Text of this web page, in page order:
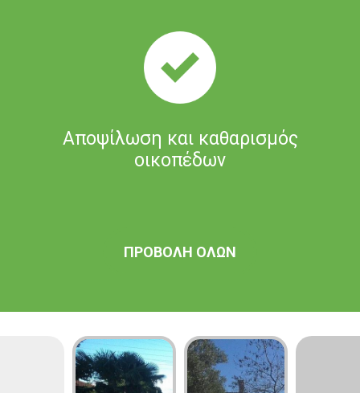
Αποψίλωση και καθαρισμός
οικοπέδων
ΠΡΟΒΟΛΗ ΟΛΩΝ